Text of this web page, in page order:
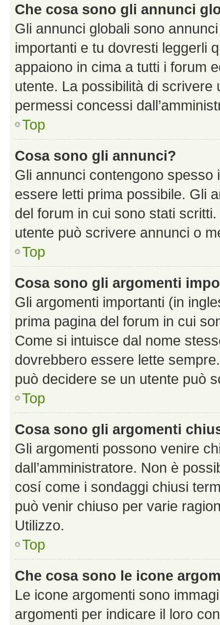
Che cosa sono gli annunci
Gli annunci globali sono
importanti e tu dovresti leggerli
appaiono in cima a tutti i forum
utente. La possibilità di
permessi concessi
Top
Cosa sono gli annunci?
Gli annunci contengono
essere letti prima possibile. Gli
del forum in cui sono stati
utente può scrivere annunci o
Top
Cosa sono gli argomenti
Gli argomenti importanti (in
prima pagina del forum in cui
Come si intuisce dal nome
dovrebbero essere lette
può decidere se un utente può
Top
Cosa sono gli argomenti
Gli argomenti possono venire
dall’amministratore. Non è
cosí come i sondaggi chiusi
può venir chiuso per varie
Utilizzo.
Top
Che cosa sono le icone
Le icone argomenti sono
argomenti per indicare il loro